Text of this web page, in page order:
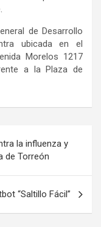
de Desarrollo
ubicada en el
Morelos 1217
a la Plaza de
la influenza y
de Torreón
“Saltillo Fácil”